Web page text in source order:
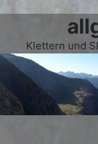
Inhalt
springen
Klettern und